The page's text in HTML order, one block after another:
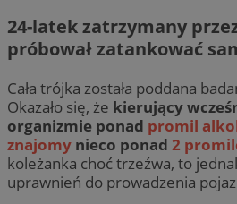
24-latek zatrzymany
próbował zatankować
Cała trójka została poddana
Okazało się, że kierujący
organizmie ponad promil
znajomy nieco ponad 2
koleżanka choć trzeźwa, to
uprawnień do prowadzenia